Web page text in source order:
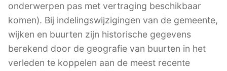
onderwerpen pas met vertraging beschikbaar
komen). Bij indelingswijzigingen van de gemeente,
wijken en buurten zijn historische gegevens
berekend door de geografie van buurten in het
verleden te koppelen aan de meest recente